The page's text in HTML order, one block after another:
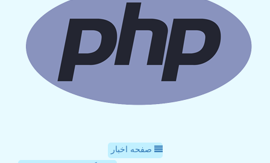
صفحه اخبار